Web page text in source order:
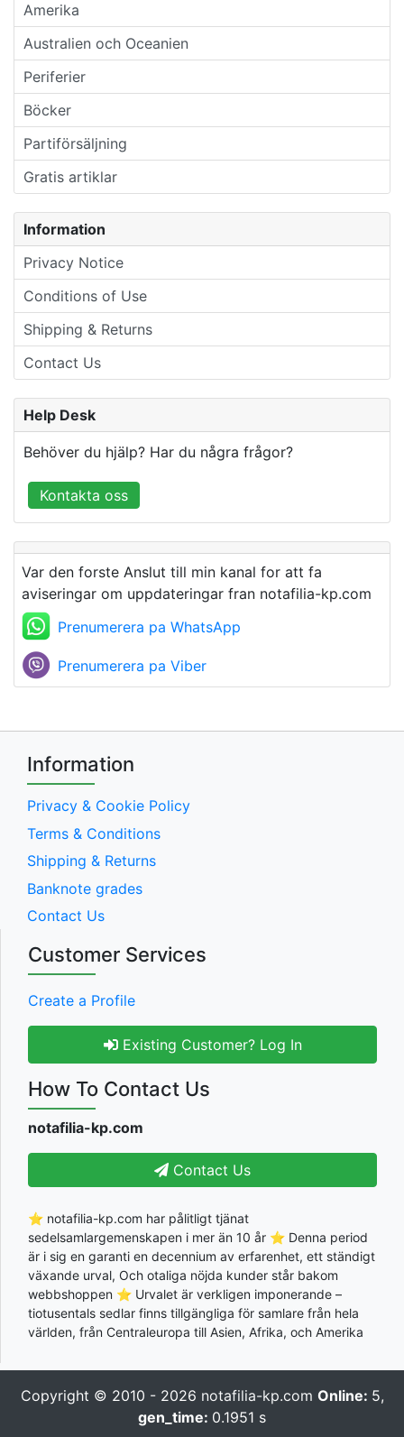
Amerika
Australien och Oceanien
Periferier
Böcker
Partiförsäljning
Gratis artiklar
Information
Privacy Notice
Conditions of Use
Shipping & Returns
Contact Us
Help Desk
Behöver du hjälp? Har du några frågor?
Kontakta oss
Var den forste Anslut till min kanal for att fa
aviseringar om uppdateringar fran notafilia-kp.com
Prenumerera pa WhatsApp
Prenumerera pa Viber
Information
Privacy & Cookie Policy
Terms & Conditions
Shipping & Returns
Banknote grades
Contact Us
Customer Services
Create a Profile
Existing Customer? Log In
How To Contact Us
notafilia-kp.com
Contact Us
⭐ notafilia-kp.com har pålitligt tjänat
sedelsamlargemenskapen i mer än 10 år ⭐ Denna period
är i sig en garanti en decennium av erfarenhet, ett ständigt
växande urval, Och otaliga nöjda kunder står bakom
webbshoppen ⭐ Urvalet är verkligen imponerande –
tiotusentals sedlar finns tillgängliga för samlare från hela
världen, från Centraleuropa till Asien, Afrika, och Amerika
Copyright © 2010 - 2026 notafilia-kp.com Online: 5,
gen_time: 0.1951 s